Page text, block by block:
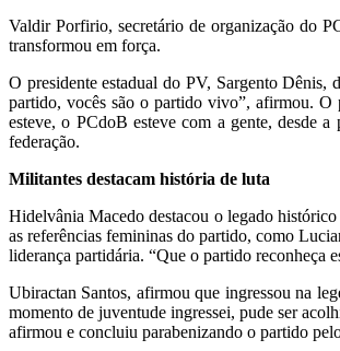
Valdir Porfirio, secretário de organização do
transformou em força.
O presidente estadual do PV, Sargento Dênis,
partido, vocês são o partido vivo”, afirmou. O
esteve, o PCdoB esteve com a gente, desde
federação.
Militantes destacam história de luta
Hidelvânia Macedo destacou o legado
as referências femininas do partido, como
liderança partidária. “Que o partido reconheça
Ubiractan Santos, afirmou que ingressou na
momento de juventude ingressei, pude ser
afirmou e concluiu parabenizando o partido